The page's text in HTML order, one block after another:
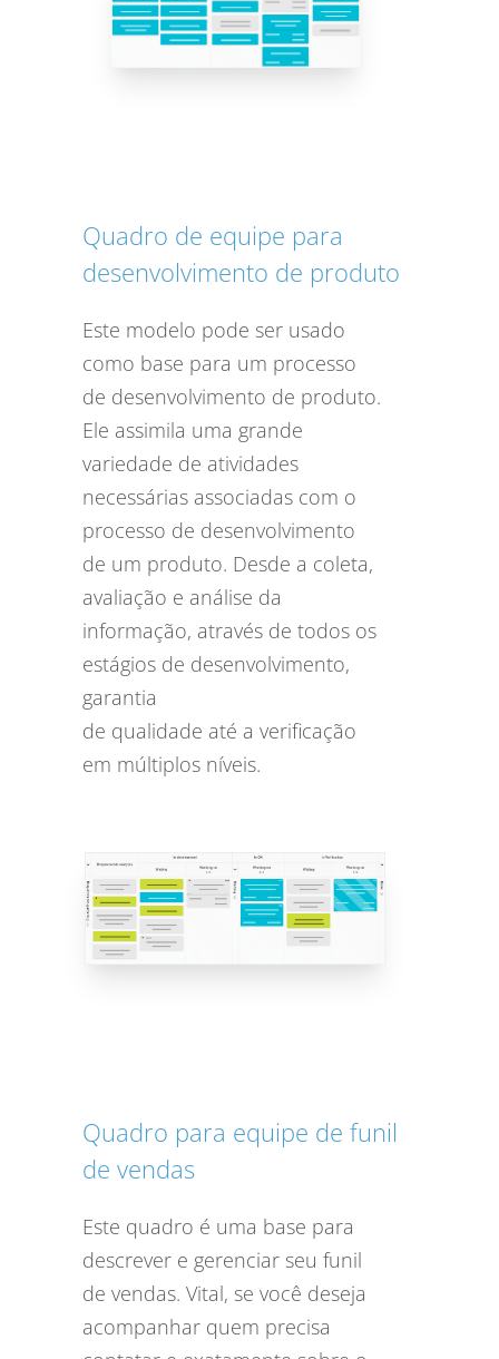
Quadro de equipe para
desenvolvimento de produto
Este modelo pode ser usado
como base para um processo
de desenvolvimento de produto.
Ele assimila uma grande
variedade de atividades
necessárias associadas com o
processo de desenvolvimento
de um produto. Desde a coleta,
avaliação e análise da
informação, através de todos os
estágios de desenvolvimento,
garantia
de qualidade até a verificação
em múltiplos níveis.
Quadro para equipe de funil
de vendas
Este quadro é uma base para
descrever e gerenciar seu funil
de vendas. Vital, se você deseja
acompanhar quem precisa